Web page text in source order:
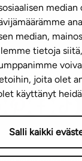
median
median,
tietoja
joita olet
käyttänyt
Salli kaikki
(på finska)